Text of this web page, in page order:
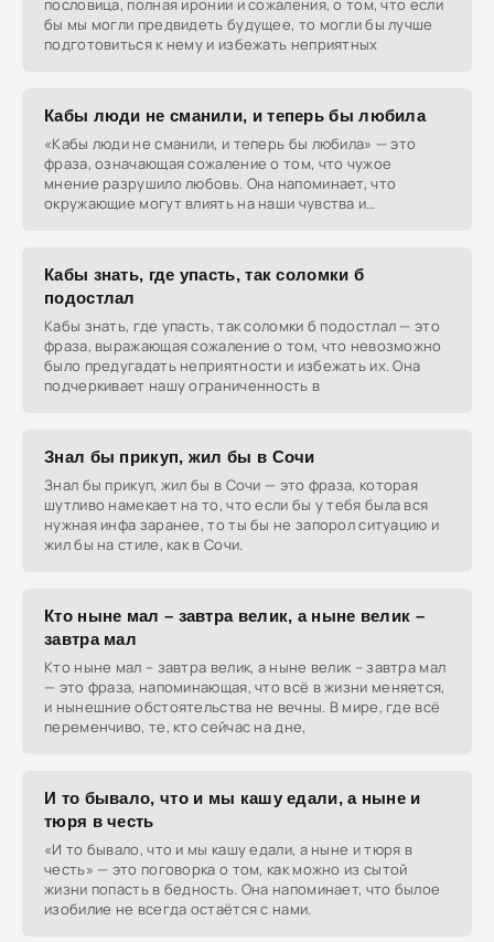
пословица, полная иронии и сожаления, о том, что если
бы мы могли предвидеть будущее, то могли бы лучше
подготовиться к нему и избежать неприятных
Кабы люди не сманили, и теперь бы любила
«Кабы люди не сманили, и теперь бы любила» — это
фраза, означающая сожаление о том, что чужое
мнение разрушило любовь. Она напоминает, что
окружающие могут влиять на наши чувства и
Кабы знать, где упасть, так соломки б
подостлал
Кабы знать, где упасть, так соломки б подостлал — это
фраза, выражающая сожаление о том, что невозможно
было предугадать неприятности и избежать их. Она
подчеркивает нашу ограниченность в
Знал бы прикуп, жил бы в Сочи
Знал бы прикуп, жил бы в Сочи — это фраза, которая
шутливо намекает на то, что если бы у тебя была вся
нужная инфа заранее, то ты бы не запорол ситуацию и
жил бы на стиле, как в Сочи.
Кто ныне мал – завтра велик, а ныне велик –
завтра мал
Кто ныне мал – завтра велик, а ныне велик – завтра мал
— это фраза, напоминающая, что всё в жизни меняется,
и нынешние обстоятельства не вечны. В мире, где всё
переменчиво, те, кто сейчас на дне,
И то бывало, что и мы кашу едали, а ныне и
тюря в честь
«И то бывало, что и мы кашу едали, а ныне и тюря в
честь» — это поговорка о том, как можно из сытой
жизни попасть в бедность. Она напоминает, что былое
изобилие не всегда остаётся с нами.